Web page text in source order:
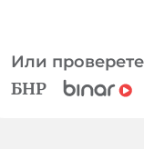
Или
БНР